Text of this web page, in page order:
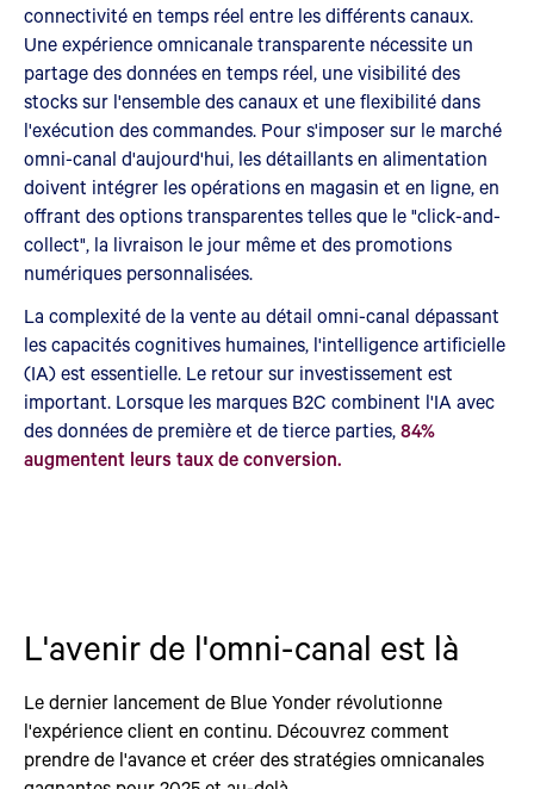
connectivité en temps réel entre les différents canaux.
Une expérience omnicanale transparente nécessite un
partage des données en temps réel, une visibilité des
stocks sur l'ensemble des canaux et une flexibilité dans
l'exécution des commandes. Pour s'imposer sur le marché
omni-canal d'aujourd'hui, les détaillants en alimentation
doivent intégrer les opérations en magasin et en ligne, en
offrant des options transparentes telles que le "click-and-
collect", la livraison le jour même et des promotions
numériques personnalisées.
La complexité de la vente au détail omni-canal dépassant
les capacités cognitives humaines, l'intelligence artificielle
(IA) est essentielle. Le retour sur investissement est
important. Lorsque les marques B2C combinent l'IA avec
des données de première et de tierce parties,84%
augmentent leurs taux de conversion.
L'avenir de l'omni-canal est là
Le dernier lancement de Blue Yonder révolutionne
l'expérience client en continu. Découvrez comment
prendre de l'avance et créer des stratégies omnicanales